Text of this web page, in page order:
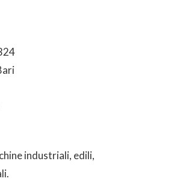
industriali, edili,